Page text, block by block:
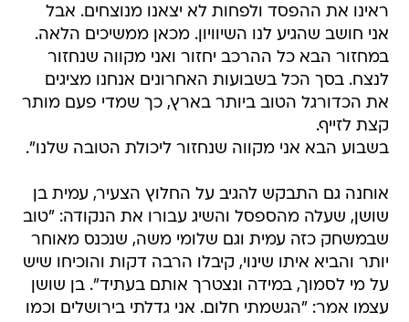
ראינו את ההפסד ולפחות לא יצאנו מנוצחים. אבל
אני חושב שהגיע לנו השיוויון. מכאן ממשיכים הלאה.
במחזור הבא כל ההרכב יחזור ואני מקווה שנחזור
לנצח. בסך הכל בשבועות האחרונים אנחנו מציגים
את הכדורגל הטוב ביותר בארץ, כך שמדי פעם מותר
קצת לזייף.
בשבוע הבא אני מקווה שנחזור ליכולת הטובה שלנו".
אוחנה גם התבקש להגיב על החלוץ הצעיר, עמית בן
שושן, שעלה מהספסל והשיג עבורו את הנקודה: "טוב
שבמשחק כזה עמית וגם שלומי משה, שנכנס מאוחר
יותר והביא איתו שינוי, קיבלו הרבה דקות והוכיחו שיש
על מי לסמוך, במידה ונצטרך אותם בעתיד". בן שושן
עצמו אמר: "הגשמתי חלום. אני גדלתי בירושלים וכמו